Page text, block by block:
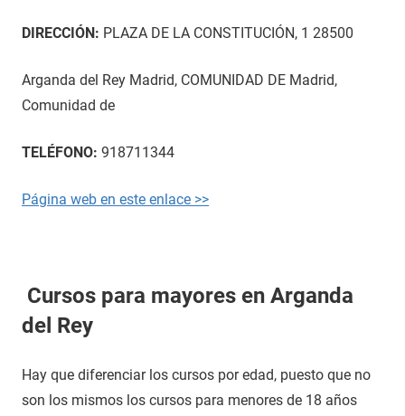
DIRECCIÓN: PLAZA DE LA CONSTITUCIÓN, 1 28500
Arganda del Rey Madrid, COMUNIDAD DE Madrid,
Comunidad de
TELÉFONO: 918711344
Página web en este enlace >>
Cursos para mayores en Arganda
del Rey
Hay que diferenciar los cursos por edad, puesto que no
son los mismos los cursos para menores de 18 años